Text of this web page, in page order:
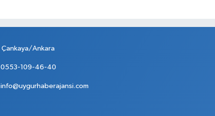
Çankaya/Ankara
0553-109-46-40
info@uygurhaberajansi.com